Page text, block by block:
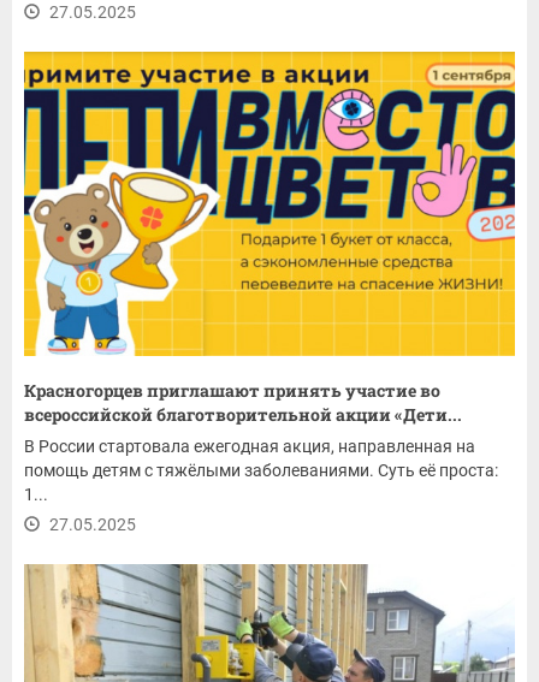
27.05.2025
Красногорцев приглашают принять участие во
всероссийской благотворительной акции «Дети...
В России стартовала ежегодная акция, направленная на
помощь детям с тяжёлыми заболеваниями. Суть её проста:
1...
27.05.2025